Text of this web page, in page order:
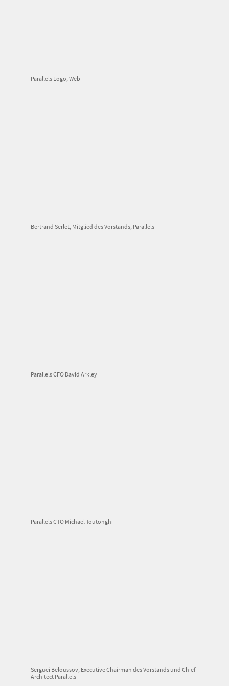
Parallels Logo, Web
Bertrand Serlet, Mitglied des Vorstands, Parallels
Parallels CFO David Arkley
Parallels CTO Michael Toutonghi
Serguei Beloussov, Executive Chairman des Vorstands und Chief
Architect Parallels